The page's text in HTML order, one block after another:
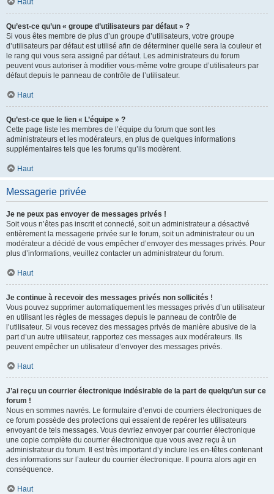
Haut
Qu’est-ce qu’un « groupe d’utilisateurs par défaut » ?
Si vous êtes membre de plus d’un groupe d’utilisateurs, votre groupe
d’utilisateurs par défaut est utilisé afin de déterminer quelle sera la couleur et
le rang qui vous sera assigné par défaut. Les administrateurs du forum
peuvent vous autoriser à modifier vous-même votre groupe d’utilisateurs par
défaut depuis le panneau de contrôle de l’utilisateur.
Haut
Qu’est-ce que le lien « L’équipe » ?
Cette page liste les membres de l’équipe du forum que sont les
administrateurs et les modérateurs, en plus de quelques informations
supplémentaires tels que les forums qu’ils modèrent.
Haut
Messagerie privée
Je ne peux pas envoyer de messages privés !
Soit vous n’êtes pas inscrit et connecté, soit un administrateur a désactivé
entièrement la messagerie privée sur le forum, soit un administrateur ou un
modérateur a décidé de vous empêcher d’envoyer des messages privés. Pour
plus d’informations, veuillez contacter un administrateur du forum.
Haut
Je continue à recevoir des messages privés non sollicités !
Vous pouvez supprimer automatiquement les messages privés d’un utilisateur
en utilisant les règles de messages depuis le panneau de contrôle de
l’utilisateur. Si vous recevez des messages privés de manière abusive de la
part d’un autre utilisateur, rapportez ces messages aux modérateurs. Ils
peuvent empêcher un utilisateur d’envoyer des messages privés.
Haut
J’ai reçu un courrier électronique indésirable de la part de quelqu’un sur ce
forum !
Nous en sommes navrés. Le formulaire d’envoi de courriers électroniques de
ce forum possède des protections qui essaient de repérer les utilisateurs
envoyant de tels messages. Vous devriez envoyer par courrier électronique
une copie complète du courrier électronique que vous avez reçu à un
administrateur du forum. Il est très important d’y inclure les en-têtes contenant
des informations sur l’auteur du courrier électronique. Il pourra alors agir en
conséquence.
Haut